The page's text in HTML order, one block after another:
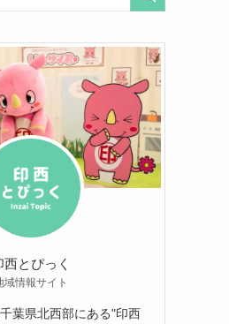
西とぴっく
域情報サイト
葉県北西部にある"印西